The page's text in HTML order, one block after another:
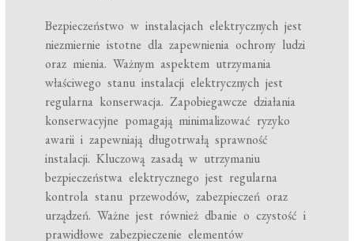
Bezpieczeństwo w instalacjach elektrycznych jest
niezmiernie istotne dla zapewnienia ochrony ludzi
oraz mienia. Ważnym aspektem utrzymania
właściwego stanu instalacji elektrycznych jest
regularna konserwacja. Zapobiegawcze działania
konserwacyjne pomagają minimalizować ryzyko
awarii i zapewniają długotrwałą sprawność
instalacji. Kluczową zasadą w utrzymaniu
bezpieczeństwa elektrycznego jest regularna
kontrola stanu przewodów, zabezpieczeń oraz
urządzeń. Ważne jest również dbanie o czystość i
prawidłowe zabezpieczenie elementów